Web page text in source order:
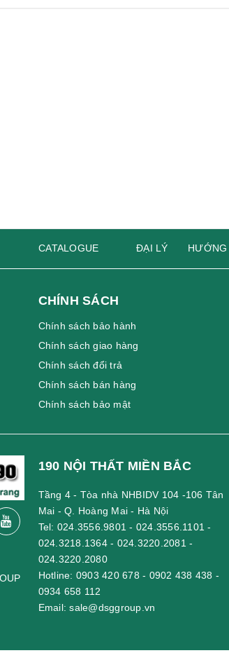
CATALOGUE ĐẠI LÝ HƯỚNG
CHÍNH SÁCH
Chính sách bảo hành
Chính sách giao hàng
Chính sách đổi trả
Chính sách bán hàng
Chính sách bảo mật
190 NỘI THẤT MIỀN BẮC
Tầng 4 - Tòa nhà NHBIDV 104 -106 Tân
Mai - Q. Hoàng Mai - Hà Nội
Tel: 024.3556.9801 - 024.3556.1101 -
024.3218.1364- 024.3220.2081 -
024.3220.2080
Hotline: 0903 420 678 - 0902 438 438 -
0934 658 112
Email:sale@dsggroup.vn